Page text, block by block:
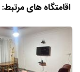
اقامتگاه های مرتبط: